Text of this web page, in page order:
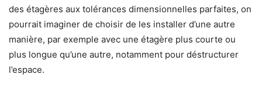
des étagères aux tolérances dimensionnelles parfaites, on
pourrait imaginer de choisir de les installer d’une autre
manière, par exemple avec une étagère plus courte ou
plus longue qu’une autre, notamment pour déstructurer
l’espace.